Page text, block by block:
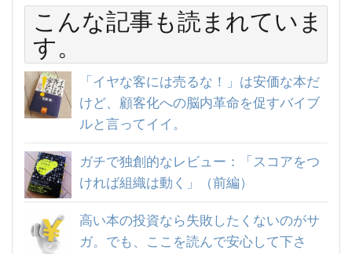
こんな記事も読まれていま
す。
「イヤな客には売るな！」は安価な本だ
けど、顧客化への脳内革命を促すバイブ
ルと言ってイイ。
ガチで独創的なレビュー：「スコアをつ
ければ組織は動く」（前編）
高い本の投資なら失敗したくないのがサ
ガ。でも、ここを読んで安心して下さ